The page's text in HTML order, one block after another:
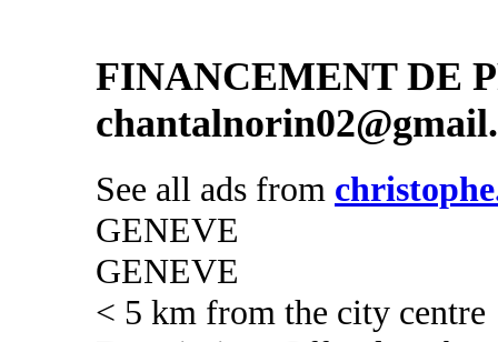
FINANCEMENT DE
See all ads from
GENEVE
GENEVE
< 5 km from the city centre